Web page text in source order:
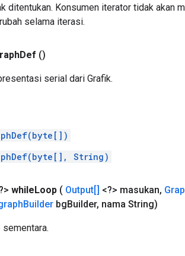
ditentukan. Konsumen iterator tidak akan
selama iterasi.
Def ()
serial dari Grafik.
String)
whileLoop ( Output[] <?> masukan,
Builder bgBuilder, nama String)